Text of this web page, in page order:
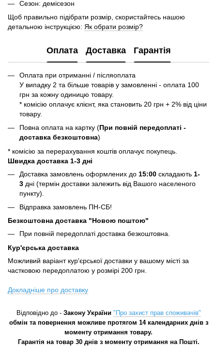
Сезон: демісезон
Щоб правильно підібрати розмір, скористайтесь нашою
детальною інструкцією: Як обрати розмір?
Оплата Доставка Гарантія
Оплата при отриманні / післяоплата
У випадку 2 та більше товарів у замовленні - оплата 100
грн за кожну одиницю товару.
* комісію оплачує клієнт, яка становить 20 грн + 2% від ціни
товару.
Повна оплата на картку (При повній передоплаті -
доставка безкоштовна)
* комісію за перерахування коштів оплачує покупець.
Швидка доставка 1-3 дні
Доставка замовлень оформлених до 15:00 складають 1-
3 дні (термін доставки залежить від Вашого населеного
пункту).
Відправка замовлень ПН-СБ!
Безкоштовна доставка "Новою поштою"
При повній передоплаті доставка безкоштовна.
Кур'єрська доставка
Можливий варіант кур'єрської доставки у вашому місті за
частковою передоплатою у розмірі 200 грн.
Докладніше про доставку
Відповідно до - Закону України "Про захист прав споживачів"
обмін та повернення можливе протягом 14 календарних днів з
моменту отримання товару.
Гарантія на товар 30 днів з моменту отримання на Пошті.